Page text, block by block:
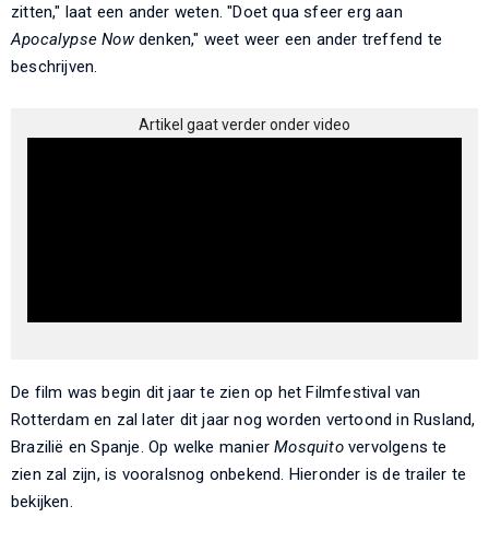
zitten," laat een ander weten. "Doet qua sfeer erg aan
Apocalypse Nowdenken," weet weer een ander treffend te
beschrijven.
Artikel gaat verder onder video
De film was begin dit jaar te zien op het Filmfestival van
Rotterdam en zal later dit jaar nog worden vertoond in Rusland,
Brazilië en Spanje. Op welke manierMosquitovervolgens te
zien zal zijn, is vooralsnog onbekend. Hieronder is de trailer te
bekijken.